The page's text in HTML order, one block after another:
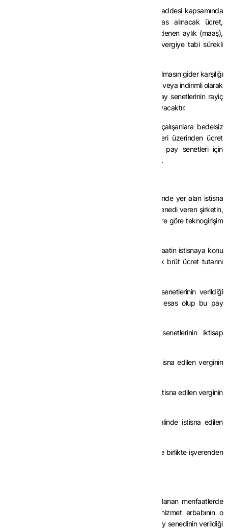
(6) Hizmet erbabının 193 sayılı Kanunun 17 nci maddesi kapsamında
yararlanabileceği istisna tutarının tespitinde esas alınacak ücret,
işveren tarafından çalışana hizmeti karşılığında ödenen aylık (maaş),
prim, ikramiye, sosyal yardımlar ve zamlar gibi vergiye tabi sürekli
(7) Yapılan gerçek bir giderin karşılığı olsun ya da olmasın gider karşılığı
olarak ödenen tutarlar ile hizmet erbabına bedelsiz veya indirimli olarak
verilen ve ücret niteliğinde olduğu kabul edilen pay senetlerinin rayiç
değeri, yıllık brüt ücretin hesabında dikkate alınmayacaktır.
(8) 7524 sayılı Kanunun yayımı tarihinden önce çalışanlara bedelsiz
veya indirimli olarak verilmiş olan ve rayiç değeri üzerinden ücret
hükümleri kapsamında vergilendirilmesi gereken pay senetleri için
istisna hükmünden faydalanılması mümkün değildir.
(1) 193 sayılı Kanunun 17 nci maddesinde yer alan istisna
hükmünün uygulanabilmesi için çalışanlarına pay senedi veren şirketin,
Sanayi ve Teknoloji Bakanlığınca belirlenen kriterlere göre teknogirişim
(2) Pay senetleri verilmek suretiyle sağlanan menfaatin istisnaya konu
edilecek kısmı, hizmet erbabının o yıldaki bir yıllık brüt ücret tutarını
(3) Söz konusu istisnanın hizmet erbabına pay senetlerinin verildiği
tarihin içinde bulunduğu dönemde uygulanması esas olup bu pay
Hizmet erbabı tarafından iktisap edilen pay senetlerinin iktisap
-Üç tam yıl içerisinde elden çıkarılması halinde istisna edilen verginin
-Dört ila altı yıl içerisinde elden çıkarılması halinde istisna edilen verginin
-Yedi ila on iki yıl içerisinde elden çıkarılması halinde istisna edilen
vergi ziyaı cezası uygulanmaksızın gecikme faizi ile birlikte işverenden
(1) Pay senedi verilmek suretiyle sağlanan menfaatlerde
istisna tutarının hesabında, pay senedi verilen hizmet erbabının o
yıldaki brüt ücret tutarı esas alınacaktır. Ancak, pay senedinin verildiği